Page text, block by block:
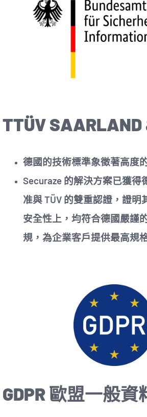
TTÜV SAARLAND
德國的技術標準象徵著高度
Securaze 的解決方案已獲得
准與 TÜV 的雙重認證，證明
安全性上，均符合德國嚴謹
規，為企業客戶提供最高規
GDPR 歐盟一般